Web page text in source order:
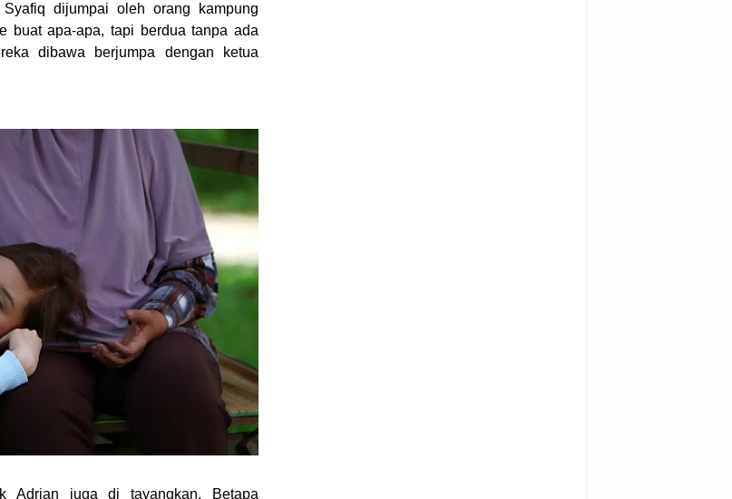
dijumpai oleh orang kampung
buat apa-apa, tapi berdua tanpa ada
dibawa berjumpa dengan ketua
Adrian juga di tayangkan. Betapa